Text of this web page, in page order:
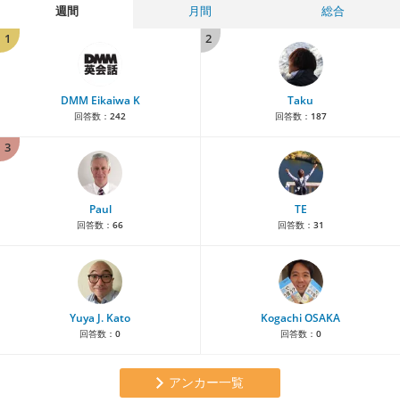
週間 月間
総合
1
DMM Eikaiwa K
回答数： 242
2
Taku
回答数： 187
3
Paul
回答数： 66
TE
回答数： 31
Yuya J. Kato
回答数： 0
Kogachi OSAKA
回答数： 0
アンカー一覧